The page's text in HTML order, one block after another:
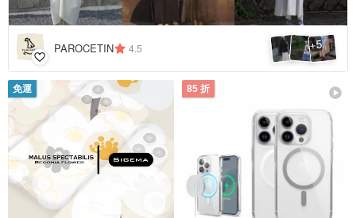
PAROCETIN 4.5 +5
免運 85 折